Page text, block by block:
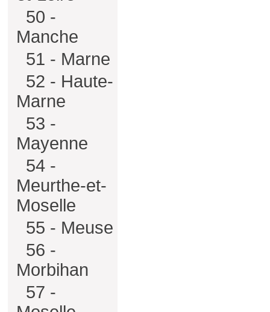
50 -
Manche
51 - Marne
52 - Haute-
Marne
53 -
Mayenne
54 -
Meurthe-et-
Moselle
55 - Meuse
56 -
Morbihan
57 -